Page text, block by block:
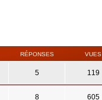
RÉPONSES VUES
5 119
8 605